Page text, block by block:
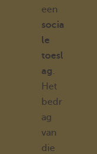
een
socia
le
toesl
ag.
Het
bedr
ag
van
die